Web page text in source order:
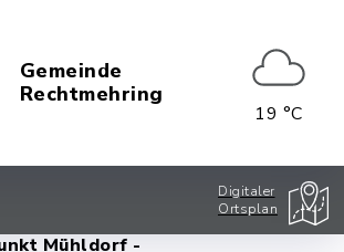
Gemeinde
Rechtmehring
19 °C
Digitaler
Ortsplan
Mühldorf -